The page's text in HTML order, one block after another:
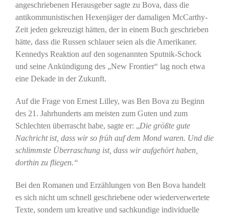
angeschriebenen Herausgeber sagte zu Bova, dass die
antikommunistischen Hexenjäger der damaligen McCarthy-
Zeit jeden gekreuzigt hätten, der in einem Buch geschrieben
hätte, dass die Russen schlauer seien als die Amerikaner.
Kennedys Reaktion auf den sogenannten Sputnik-Schock
und seine Ankündigung des „New Frontier“ lag noch etwa
eine Dekade in der Zukunft.
Auf die Frage von Ernest Lilley, was Ben Bova zu Beginn
des 21. Jahrhunderts am meisten zum Guten und zum
Schlechten überrascht habe, sagte er: „Die größte gute
Nachricht ist, dass wir so früh auf dem Mond waren. Und die
schlimmste Überraschung ist, dass wir aufgehört haben,
dorthin zu fliegen.“
Bei den Romanen und Erzählungen von Ben Bova handelt
es sich nicht um schnell geschriebene oder wiederverwertete
Texte, sondern um kreative und sachkundige individuelle